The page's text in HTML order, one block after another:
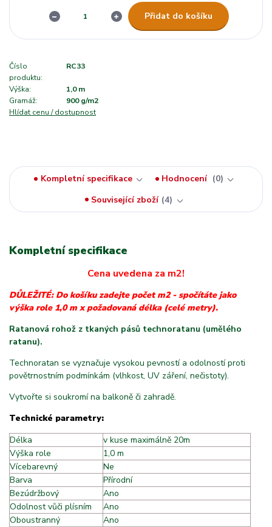
Přidat do košíku
Číslo
produktu:
RC33
Výška:
1,0 m
Gramáž:
900 g/m2
Hlídat cenu / dostupnost
Kompletní specifikace Hodnocení
0
Související zboží 4
Kompletní specifikace
Cena uvedena za m2!
DŮLEŽITÉ: Do košíku zadejte počet m2 - spočítáte jako
výška role 1,0 m x požadovaná délka (celé metry).
Ratanová rohož z tkaných pásů technoratanu (umělého
ratanu).
Technoratan se vyznačuje vysokou pevností a odolností proti
povětrnostním podmínkám (vlhkost, UV záření, nečistoty).
Vytvořte si soukromí na balkoně či zahradě.
Technické parametry:
Délka
v kuse maximálně 20m
Výška role
1,0 m
Vícebarevný
Ne
Barva
Přírodní
Bezúdržbový
Ano
Odolnost vůči plísním
Ano
Oboustranný
Ano